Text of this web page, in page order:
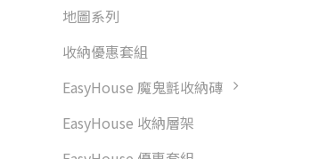
地圖系列
收納優惠套組
EasyHouse 魔鬼氈收納磚
EasyHouse 收納層架